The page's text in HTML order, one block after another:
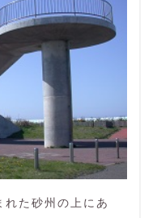
れた砂州の上にあ